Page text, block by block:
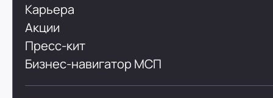
Карьера
Акции
Пресс-кит
Бизнес-навигатор МСП